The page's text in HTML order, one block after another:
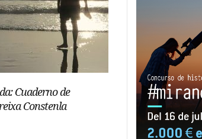
Cuaderno de
Constenla